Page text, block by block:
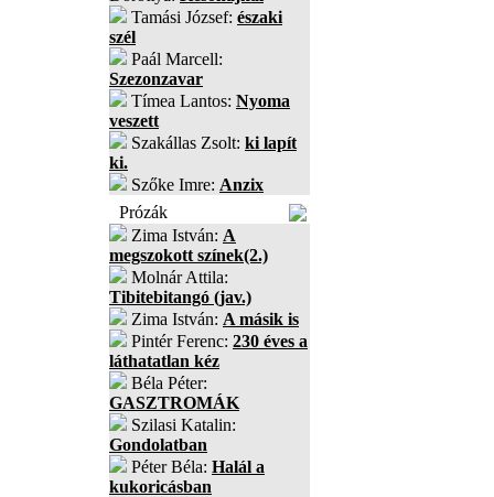
Tamási József: északi
szél
Paál Marcell:
Szezonzavar
Tímea Lantos: Nyoma
veszett
Szakállas Zsolt: ki lapít
ki.
Szőke Imre: Anzix
Prózák
Zima István: A
megszokott színek(2.)
Molnár Attila:
Tibitebitangó (jav.)
Zima István: A másik is
Pintér Ferenc: 230 éves a
láthatatlan kéz
Béla Péter:
GASZTROMÁK
Szilasi Katalin:
Gondolatban
Péter Béla: Halál a
kukoricásban